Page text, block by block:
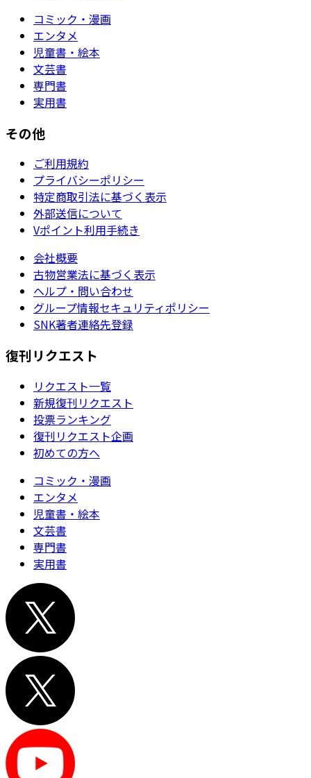
コミック・漫画
エンタメ
児童書・絵本
文芸書
専門書
実用書
その他
ご利用規約
プライバシーポリシー
特定商取引法に基づく表示
外部送信について
Vポイント利用手続き
会社概要
古物営業法に基づく表示
ヘルプ・問い合わせ
グループ情報セキュリティポリシー
SNK著者連絡先登録
復刊リクエスト
リクエスト一覧
新規復刊リクエスト
投票ランキング
復刊リクエスト企画
初めての方へ
コミック・漫画
エンタメ
児童書・絵本
文芸書
専門書
実用書